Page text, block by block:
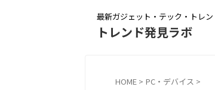
最新ガジェット・テック・トレ
トレンド発見ラボ
HOME > PC・デバイス >